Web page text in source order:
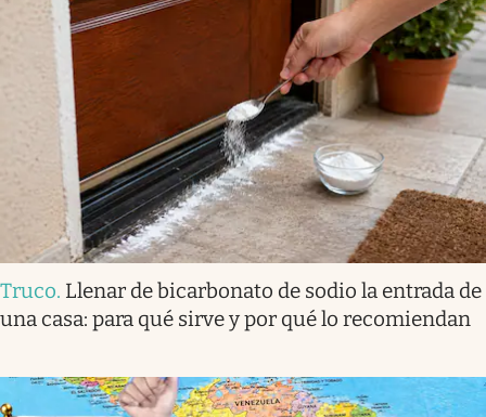
Truco. Llenar de bicarbonato de sodio la entrada de
una casa: para qué sirve y por qué lo recomiendan